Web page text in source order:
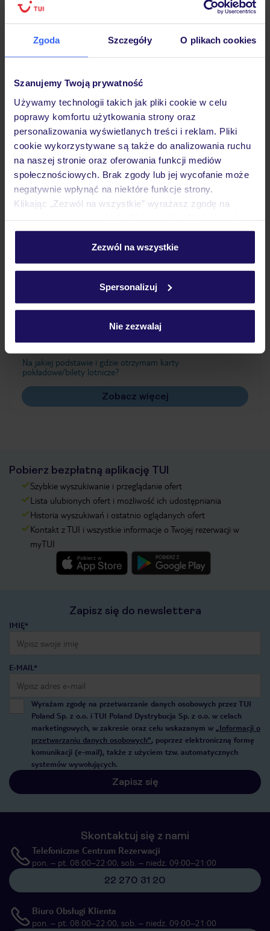
Zgoda Szczegóły O plikach cookies
Szanujemy Twoją prywatność
Używamy technologii takich jak pliki cookie w celu
poprawy komfortu użytkowania strony oraz
personalizowania wyświetlanych treści i reklam. Pliki
cookie wykorzystywane są także do analizowania ruchu
na naszej stronie oraz oferowania funkcji mediów
społecznościowych. Brak zgody lub jej wycofanie może
negatywnie wpłynąć na niektóre funkcje strony.
Klikając „Zezwól na wszystkie” wyrażasz zgodę na
personalizować swój wybór wchodząc w zakładkę
Szczegółowe informacje o plikach cookie znajdziesz
Zezwól na wszystkie
Spersonalizuj
Nie zezwalaj
Hotel
Pokoje
Wyżywienie
Ważne informacje
Często zadawane pytania
Jak zmienić uczestników/osobę zgłaszającą?
Na jakiej podstawie i gdzie otrzymam karty
pokładowe/bilety lotnicze?
Zobacz więcej
Pobierz bezpłatną aplikację TUI
Szybkie wyszukiwanie i przeglądanie ofert
Lista ulubionych ofert i możliwość ich udostępniania
Historia wyszukiwań i ostatnio oglądanych ofert
Kontakt z TUI i wszystkie informacje o Twojej rezerwacji w
myTUI
Zapisz się do newslettera
IMIĘ*
E-MAIL*
Wyrażam zgodę na przetwarzanie danych osobowych przez TUI
Poland Sp. z o.o. i TUI Poland Dystrybucja Sp. z o.o. w celach
marketingowych, w zakresie oraz celu wskazanym w „Informacji o
przetwarzaniu danych osobowych”, poprzez elektroniczną formę
komunikacji (e-mail), także z użyciem tzw. automatycznych
systemów wywołujących.
Zapisz się
Skontaktuj się z nami
Telefoniczne Centrum Rezerwacji
pon. – pt. 08:00–22:00, sob. – niedz. 09:00–21:00
22 270 31 20
Biuro Obsługi Klienta
pon. – pt. 08:00–22:00, sob. – niedz. 09:00–21:00